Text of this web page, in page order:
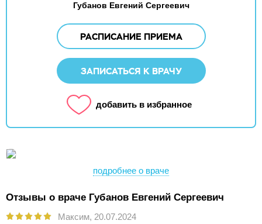
Губанов Евгений Сергеевич
РАСПИСАНИЕ ПРИЕМА
ЗАПИСАТЬСЯ К ВРАЧУ
добавить в избранное
подробнее о враче
Отзывы о враче Губанов Евгений Сергеевич
Максим, 20.07.2024